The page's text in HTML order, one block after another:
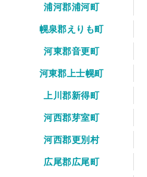
浦河郡浦河町
幌泉郡えりも町
河東郡音更町
河東郡上士幌町
上川郡新得町
河西郡芽室町
河西郡更別村
広尾郡広尾町